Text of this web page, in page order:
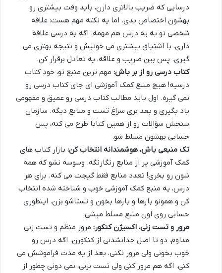
درسایی که ضریب بالاتری دارن، باید وقت بیشتری رو
بهشون اختصاص بدی. اما یه نکته مهم هست: علاقه
شخصی تو به یه درس هم مهمه. اگه به درسی علاقه
داری، با اشتیاق بیشتری می خونیش و نتیجه بهتری می
گیری. پس بین ضریب و علاقه، یه تعادل برقرار کن.
کتاب درسی رو از بر باش: مهم ترین منبع تو، خودِ کتاب
درسیه! هیچ منبع کمک آموزشی ای جای کتاب درسی رو
نمی گیره. اول باید مطالب کتاب درسی رو عمیق و مفهومی
یاد بگیری و بعد بری سراغ تست و منابع دیگه. سازمان
سنجش سؤالات رو از همین کتابا طرح می کنه، پس
حسابی بهشون مسلط شو.
تک منبعی باش، هوشمندانه انتخاب کن: بازار کتاب های
کمک آموزشی پر از منابع رنگارنگه. وسوسه نشو که همه
شون رو بخری! تعدد منابع فقط گیجت می کنه. برای هر
درس، یه منبع کمک آموزشی خوب و شناخته شده انتخاب
کن و همونو بارها و بارها بخون و تستاشو بزن. اینطوری
حسابی روی اون منبع مسلط میشی.
مرور و تست زنی، اکسیژن کنکور: مرور منظم و تست زنی
مداوم، دو تا اصل جدانشدنی از کنکورن. اگه درس رو
خوب بخونی ولی مرور نکنی، بعد از یه مدت فراموشش می
کنی. اگه هم مرور کنی ولی تست نزنی، نمی دونی چطور از